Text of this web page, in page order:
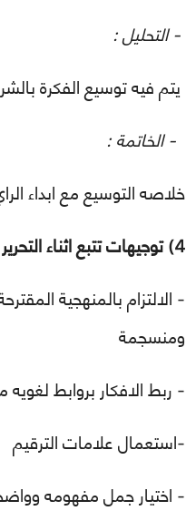
- التحليل :
يتم فيه توسيع الفكرة
- الخاتمة :
خلاصه التوسيع مع ابداء
4) توجيهات تتبع اثناء التحرير
- الالتزام بالمنهجية
ومنسجمة
- ربط الافكار بروابط
-استعمال علامات الترقيم
- اختيار جمل مفهومه